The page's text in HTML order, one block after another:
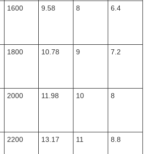
1600 9.58 8 6.4
1800 10.78 9 7.2
2000 11.98 10 8
2200 13.17 11 8.8